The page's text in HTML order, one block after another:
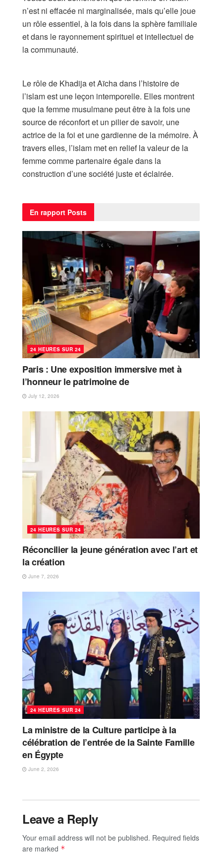
n’est ni effacée ni marginalisée, mais qu’elle joue
un rôle essentiel, à la fois dans la sphère familiale
et dans le rayonnement spirituel et intellectuel de
la communauté.
Le rôle de Khadija et Aïcha dans l’histoire de
l’islam est une leçon intemporelle. Elles montrent
que la femme musulmane peut être à la fois une
source de réconfort et un pilier de savoir, une
actrice de la foi et une gardienne de la mémoire. À
travers elles, l’islam met en relief la valeur de la
femme comme partenaire égale dans la
construction d’une société juste et éclairée.
En rapport Posts
24 HEURES SUR 24
Paris : Une exposition immersive met à
l’honneur le patrimoine de
July 12, 2026
24 HEURES SUR 24
Réconcilier la jeune génération avec l’art et
la création
June 7, 2026
24 HEURES SUR 24
La ministre de la Culture participe à la
célébration de l’entrée de la Sainte Famille
en Égypte
June 2, 2026
Leave a Reply
Your email address will not be published. Required fields
are marked *